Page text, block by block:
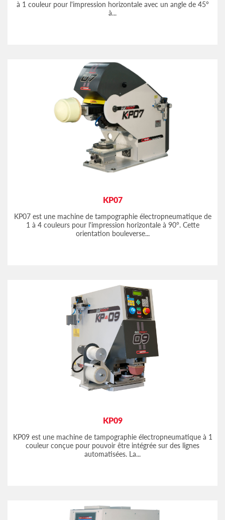
à 1 couleur pour l'impression horizontale avec un angle de 45°
à...
KP07
KP07 est une machine de tampographie électropneumatique de
1 à 4 couleurs pour l'impression horizontale à 90°. Cette
orientation bouleverse...
KP09
KP09 est une machine de tampographie électropneumatique à 1
couleur conçue pour pouvoir être intégrée sur des lignes
automatisées. La...